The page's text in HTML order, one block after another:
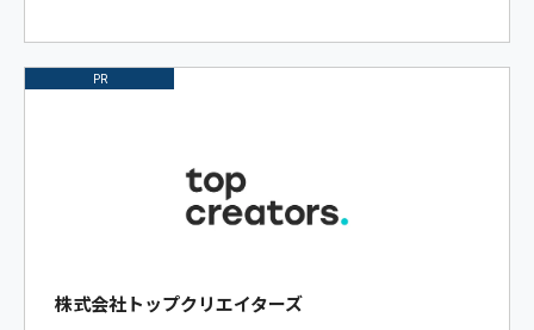
PR
株式会社トップクリエイターズ